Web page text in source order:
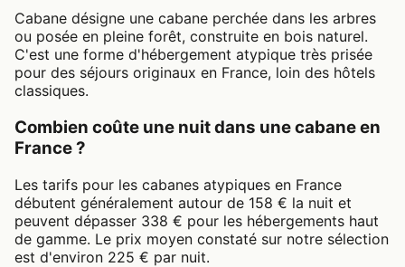
Cabane désigne une cabane perchée dans les arbres
ou posée en pleine forêt, construite en bois naturel.
C'est une forme d'hébergement atypique très prisée
pour des séjours originaux en France, loin des hôtels
classiques.
Combien coûte une nuit dans une cabane en
France ?
Les tarifs pour les cabanes atypiques en France
débutent généralement autour de 158 € la nuit et
peuvent dépasser 338 € pour les hébergements haut
de gamme. Le prix moyen constaté sur notre sélection
est d'environ 225 € par nuit.